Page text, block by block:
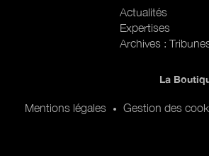
Rubriques (web)
Actualités
Expertises
Archives :
La
Mentions légales Gestion des